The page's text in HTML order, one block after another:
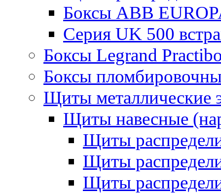
Боксы ABB
Серия UK 500
Боксы Legrand
Боксы
Щиты металлические
Щиты навесные
Щиты
Щиты
Щиты